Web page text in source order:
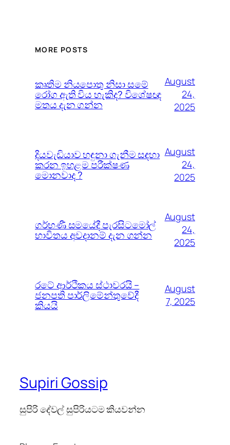
MORE POSTS
කෘතිම නියපොතු නිසා සමේ
රෝග ඇති විය හැකිද? විශේෂඥ
මතය දැන ගන්න
August
24,
2025
දියවැඩියාව හඳුනා ගැනීම සඳහා
කරන ඉහළම පරීක්ෂණ
මොනවාද ?
August
24,
2025
ගර්භණී සමයේදී පැරසිටමෝල්
භාවිතය අවදානම් දැන ගන්න
August
24,
2025
රටේ ආර්ථිකය ස්ථාවරයි –
ජනපති පාර්ලිමේන්තුවේදී
කියයි
August
7, 2025
Supiri Gossip
සුපිරි දේවල් සුපිරියටම කියවන්න